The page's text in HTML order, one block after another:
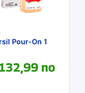
Pour-On 1
no